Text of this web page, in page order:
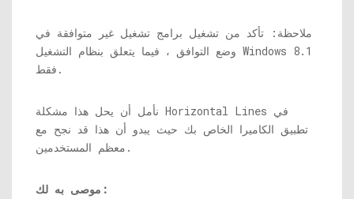
ملاحظة: تأكد من تشغيل برامج تشغيل غير متوافقة في
وضع التوافق ، فيما يتعلق بنظام التشغيل Windows 8.1
فقط.
نأمل أن يحل هذا مشكلة Horizontal Lines في
تطبيق الكاميرا الخاص بك حيث يبدو أن هذا قد نجح مع
معظم المستخدمين.
موصى به لك: